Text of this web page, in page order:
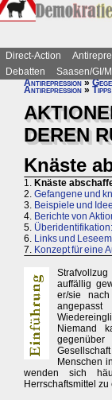
Direct-Action
Debatten
Saasen/GI/
Antirepression»
Antirepression »
DEREN
Knäste
1. Knäste
2. Gefangene und
3. Beispiele und
4. Berichte von
5.
6. Links und
7. Konzept für eine
auffällig
er/sie
Niemand
Menschen
wenden sich
Herrschaftsmittel